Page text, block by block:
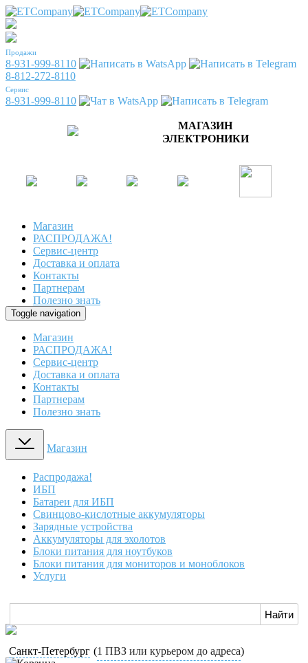
Продажи
8-931-999-8110
8-812-272-8110
Сервис
8-931-999-8110
МАГАЗИН
ЭЛЕКТРОНИКИ
Магазин
РАСПРОДАЖА!
Сервис-центр
Доставка и оплата
Контакты
Партнерам
Полезно знать
Toggle navigation
Магазин
РАСПРОДАЖА!
Сервис-центр
Доставка и оплата
Контакты
Партнерам
Полезно знать
Магазин
Распродажа!
ИБП
Батареи для ИБП
Свинцово-кислотные аккумуляторы
Зарядные устройства
Аккумуляторы для эхолотов
Блоки питания для ноутбуков
Блоки питания для мониторов и моноблоков
Услуги
Санкт-Петербург (1 ПВЗ или курьером до адреса)